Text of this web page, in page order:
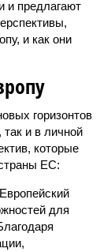
и предлагают
и как они
горизонтов
и в личной
которые
ЕС:
для